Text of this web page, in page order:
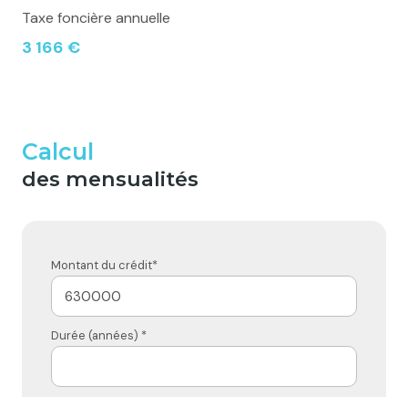
Taxe foncière annuelle
3 166 €
Calcul
des mensualités
Montant du crédit*
Durée (années) *